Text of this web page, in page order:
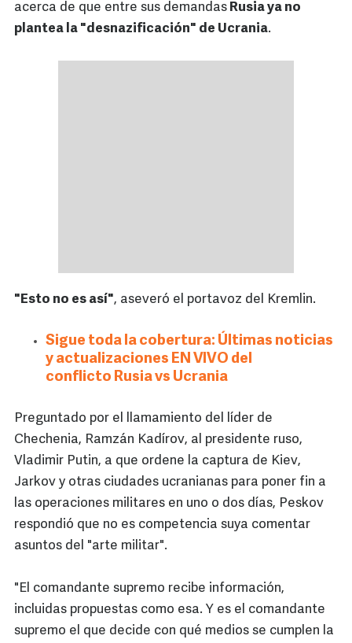
acerca de que entre sus demandas Rusia ya no
plantea la "desnazificación" de Ucrania.
"Esto no es así", aseveró el portavoz del Kremlin.
Sigue toda la cobertura: Últimas noticias
y actualizaciones EN VIVO del
conflicto Rusia vs Ucrania
Preguntado por el llamamiento del líder de
Chechenia, Ramzán Kadírov, al presidente ruso,
Vladimir Putin, a que ordene la captura de Kiev,
Jarkov y otras ciudades ucranianas para poner fin a
las operaciones militares en uno o dos días, Peskov
respondió que no es competencia suya comentar
asuntos del "arte militar".
"El comandante supremo recibe información,
incluidas propuestas como esa. Y es el comandante
supremo el que decide con qué medios se cumplen la